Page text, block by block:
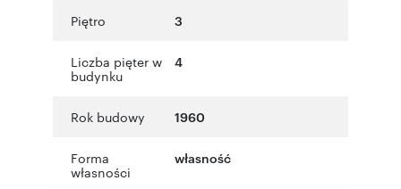
Piętro 3
Liczba pięter w
budynku
4
Rok budowy 1960
Forma
własności
własność